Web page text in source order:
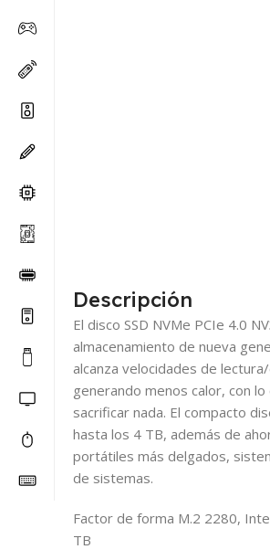
Descripción
El disco SSD NVMe PCIe 4.0
almacenamiento de nueva
alcanza velocidades de
generando menos calor, con
sacrificar nada. El compacto
hasta los 4 TB, además de
portátiles más delgados,
de sistemas.
Factor de forma M.2 2280,
TB